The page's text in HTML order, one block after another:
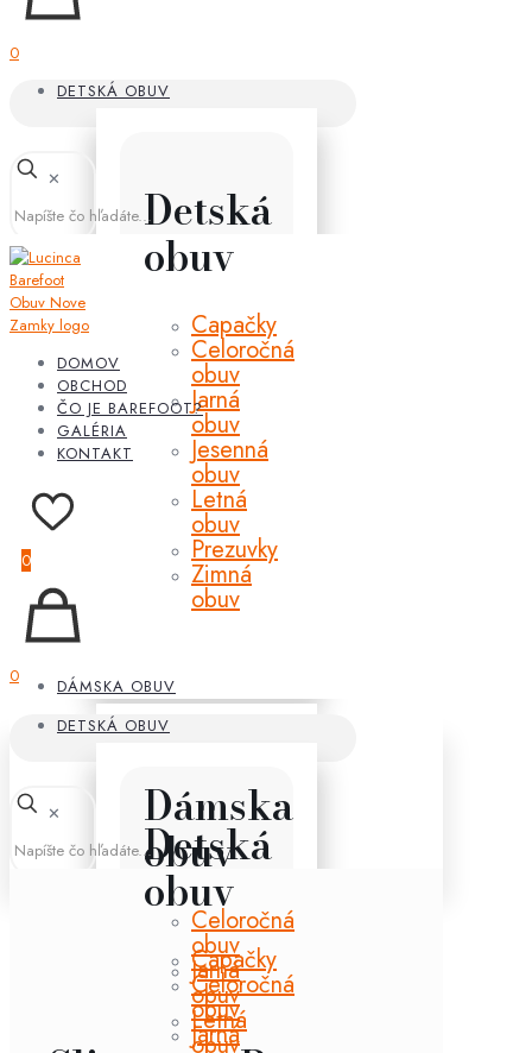
0
DETSKÁ OBUV
Detská
obuv
Capačky
Celoročná
obuv
Jarná
obuv
Jesenná
obuv
Letná
obuv
Prezuvky
Zimná
obuv
DÁMSKA OBUV
Dámska
obuv
Celoročná
obuv
Jarná
obuv
Letná
obuv
✕
DOMOV
OBCHOD
ČO JE BAREFOOT?
GALÉRIA
KONTAKT
0
0
DETSKÁ OBUV
Detská
obuv
Capačky
Celoročná
obuv
Jarná
✕